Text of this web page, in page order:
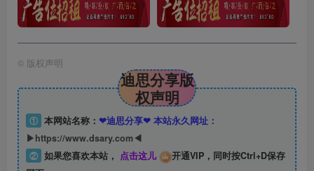
© 版权声明
迪思分享版
权声明
① 本网站名称： ❤迪思分享❤ 本站永久网址：
▶https://www.dsary.com◀
② 如果您喜欢本站， 点击这儿
开通VIP，同时按Ctrl+D保存